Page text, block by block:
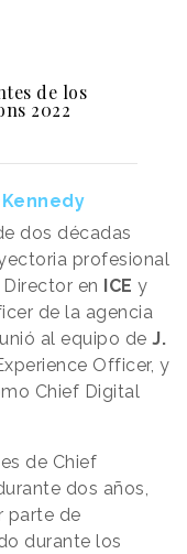
de los
2022
dos décadas
profesional
en ICE y
de la agencia
al equipo de J.
Officer, y
Chief Digital
de Chief
dos años,
parte de
durante los